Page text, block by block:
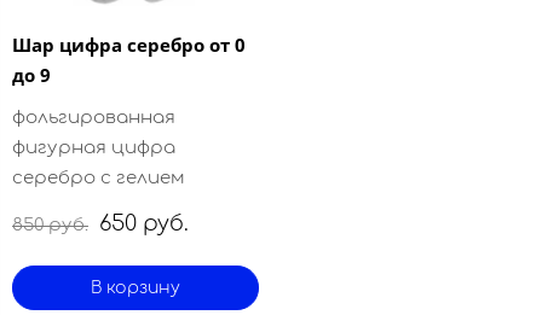
Шар цифра серебро от 0
до 9
фольгированная
фигурная цифра
серебро с гелием
850 руб. 650 руб.
В корзину